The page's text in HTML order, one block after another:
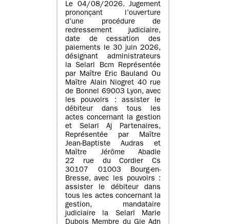
Le 04/08/2026. Jugement
prononçant l’ouverture
d’une procédure de
redressement judiciaire,
date de cessation des
paiements le 30 juin 2026,
désignant administrateurs
la Selarl Bcm Représentée
par Maître Eric Bauland Ou
Maître Alain Niogret 40 rue
de Bonnel 69003 Lyon, avec
les pouvoirs : assister le
débiteur dans tous les
actes concernant la gestion
et Selarl Aj Partenaires,
Représentée par Maître
Jean-Baptiste Audras et
Maître Jérôme Abadie
22 rue du Cordier Cs
30107 01003 Bourg-en-
Bresse, avec les pouvoirs :
assister le débiteur dans
tous les actes concernant la
gestion, mandataire
judiciaire la Selarl Marie